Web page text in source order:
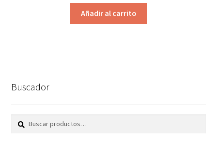
Añadir al carrito
Buscador
Buscar
Buscar